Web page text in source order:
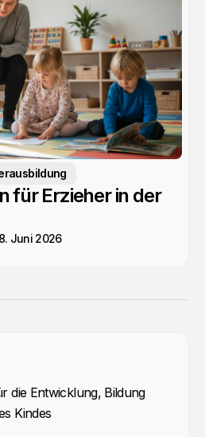
für Erzieher in der
Juni 2026
die Entwicklung, Bildung
Kindes